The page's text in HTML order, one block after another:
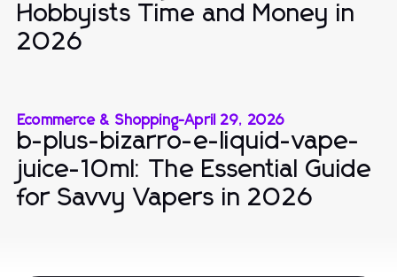
Hobbyists Time and Money in
2026
Ecommerce & Shopping-April 29, 2026
b-plus-bizarro-e-liquid-vape-
juice-10ml: The Essential Guide
for Savvy Vapers in 2026